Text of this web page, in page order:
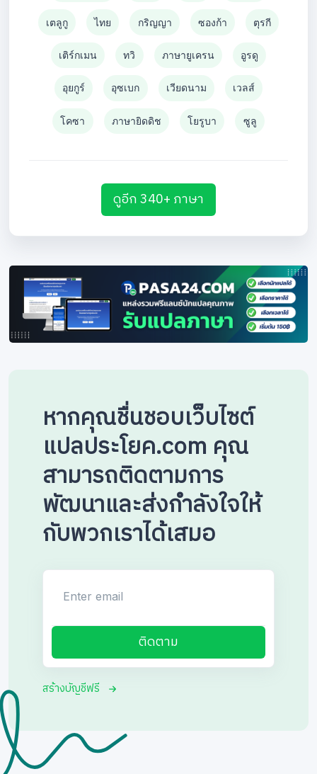
เตลูกู ไทย กริญญา ซองก้า ตุรกี
เติร์กเมน ทวิ ภาษายูเครน อูรดู
อุยกูร์ อุซเบก เวียดนาม เวลส์
โคซา ภาษายิดดิช โยรูบา ซูลู
ดูอีก 340+ ภาษา
หากคุณชื่นชอบเว็บไซต์
แปลประโยค.com คุณ
สามารถติดตามการ
พัฒนาและส่งกำลังใจให้
กับพวกเราได้เสมอ
ติดตาม
สร้างบัญชีฟรี